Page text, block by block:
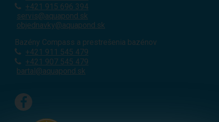
+421 915 696 394
servis@aquapond.sk
objednavky@aquapond.sk
Bazény Compass a prestrešenia bazénov
+421 911 545 479
+421 907 545 479
bartal@aquapond.sk